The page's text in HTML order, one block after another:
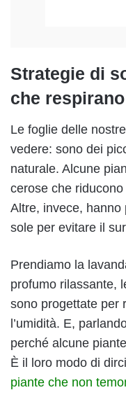
Strategie di
che respirano
Le foglie delle
vedere: sono dei
naturale. Alcune
cerose che
Altre, invece, hanno
sole per evitare il
Prendiamo la
profumo rilassante,
sono progettate per
l’umidità. E,
perché alcune
È il loro modo di
piante che non